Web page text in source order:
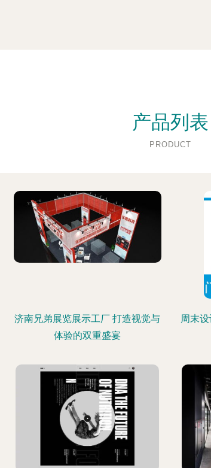
产品列表
PRODUCT
济南兄弟展览展示工厂 打造视觉与
体验的双重盛宴
周末